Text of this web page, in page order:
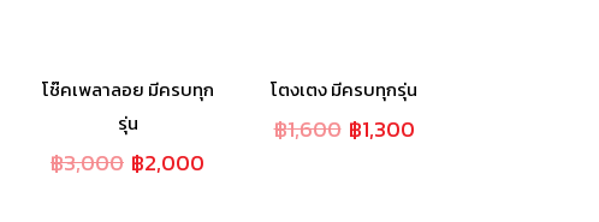
โช๊คเพลาลอย มีครบทุก
รุ่น
฿3,000 ฿2,000
โตงเตง มีครบทุกรุ่น
฿1,600 ฿1,300